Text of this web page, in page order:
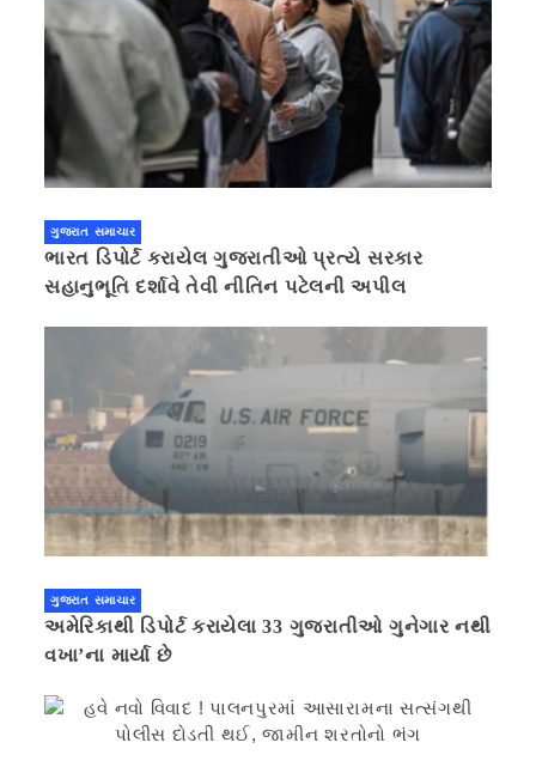
ગુજરાત સમાચાર
ભારત ડિપોર્ટ કરાયેલ ગુજરાતીઓ પ્રત્યે સરકાર
સહાનુભૂતિ દર્શાવે તેવી નીતિન પટેલની અપીલ
ગુજરાત સમાચાર
અમેરિકાથી ડિપોર્ટ કરાયેલા 33 ગુજરાતીઓ ગુનેગાર નથી
વખા’ના માર્યા છે